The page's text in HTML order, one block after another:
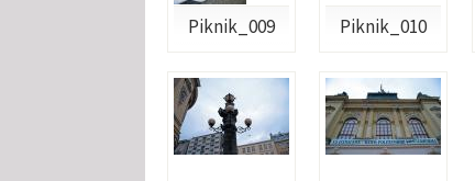
Piknik_009 Piknik_010